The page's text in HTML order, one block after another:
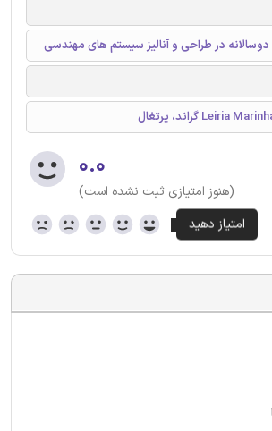
در طراحی و آنالیز سیستم های مهندسی
۰.۰
(هنوز امتیازی ثبت نشده است)